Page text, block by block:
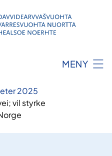
MENY
2025
vil styrke